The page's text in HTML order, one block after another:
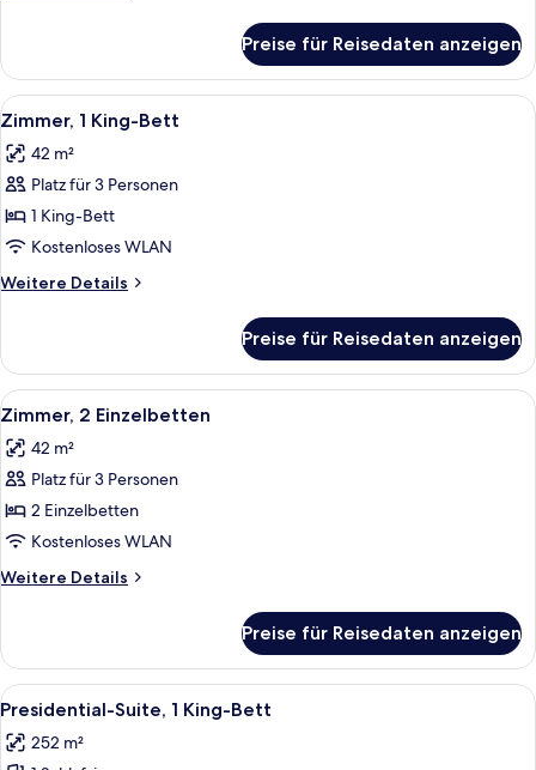
Club
Access
anzeigen
Twin
Beds
Deluxe
Club
Access
Preise für Reisedaten anzeigen
Alle
Fotos
für
Zimmer,
1 King-
Bett
anzeigen
Minibar, Zimmersafe, Schreibtisch,
3
Zimmer, 1 King-Bett
42 m²
Platz für 3 Personen
1 King-Bett
Kostenloses WLAN
Weitere Details
Weitere
1 King-
Bett
Preise für Reisedaten anzeigen
Alle
Fotos
für
Zimmer,
2 Einzelbetten
anzeigen
Ein modernes Hotelzimmer mit
3
Zimmer, 2 Einzelbetten
42 m²
Platz für 3 Personen
2 Einzelbetten
Kostenloses WLAN
Weitere Details
Weitere
2 Einzelbetten
Preise für Reisedaten anzeigen
Alle
Fotos
für
Ein moderner Essbereich mit einem
5
Presidential-Suite, 1 King-Bett
252 m²